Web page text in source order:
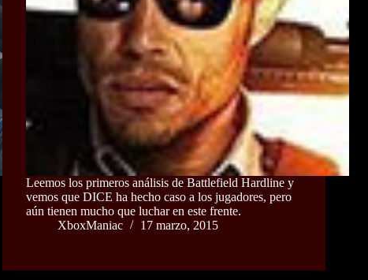
Leemos los primeros análisis de Battlefield Hardline y
vemos que DICE ha hecho caso a los jugadores, pero
aún tienen mucho que luchar en este frente.
XboxManiac
17 marzo, 2015